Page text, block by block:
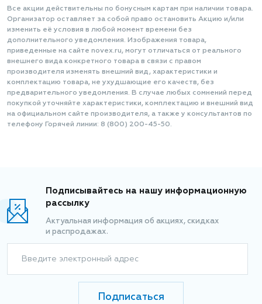
Все акции действительны по бонусным картам при наличии товара.
Организатор оставляет за собой право остановить Акцию и/или
изменить её условия в любой момент времени без
дополнительного уведомления. Изображения товара,
приведенные на сайте novex.ru, могут отличаться от реального
внешнего вида конкретного товара в связи с правом
производителя изменять внешний вид, характеристики и
комплектацию товара, не ухудшающие его качеств, без
предварительного уведомления. В случае любых сомнений перед
покупкой уточняйте характеристики, комплектацию и внешний вид
на официальном сайте производителя, а также у консультантов по
телефону Горячей линии: 8 (800) 200-45-50.
Подписывайтесь на нашу информационную
рассылку
Актуальная информация об акциях, скидках
и распродажах.
Введите электронный адрес
Подписаться